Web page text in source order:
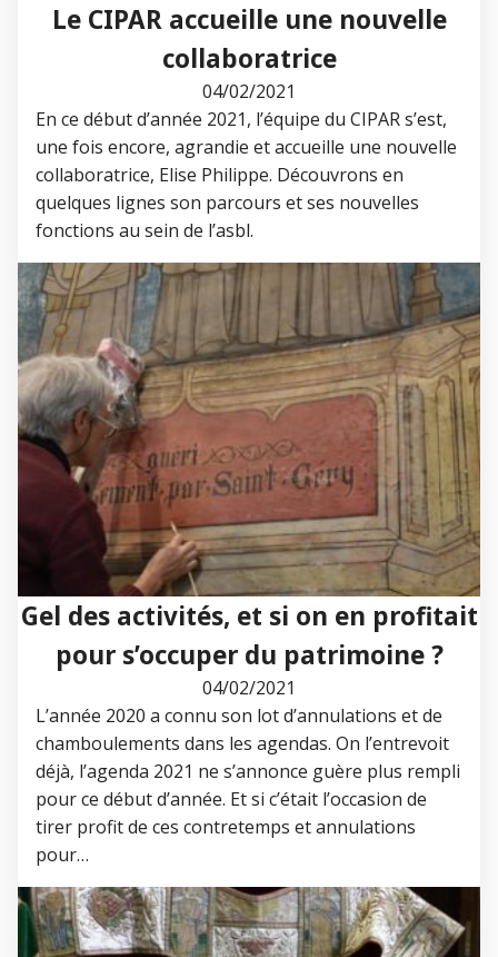
Le CIPAR accueille une nouvelle
collaboratrice
04/02/2021
En ce début d’année 2021, l’équipe du CIPAR s’est,
une fois encore, agrandie et accueille une nouvelle
collaboratrice, Elise Philippe. Découvrons en
quelques lignes son parcours et ses nouvelles
fonctions au sein de l’asbl.
Gel des activités, et si on en profitait
pour s’occuper du patrimoine ?
04/02/2021
L’année 2020 a connu son lot d’annulations et de
chamboulements dans les agendas. On l’entrevoit
déjà, l’agenda 2021 ne s’annonce guère plus rempli
pour ce début d’année. Et si c’était l’occasion de
tirer profit de ces contretemps et annulations
pour…